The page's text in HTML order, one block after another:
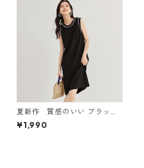
夏新作 質感のいい ブラック
ニットワンピース m-261
¥1,990